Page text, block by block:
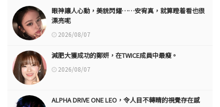
眼神讓人心動，美貌閃耀……安宥真，就算瞪着看也很
漂亮呢
2026/08/07
減肥大獲成功的鄭妍，在TWICE成員中最瘦。
2026/08/07
ALPHA DRIVE ONE LEO，令人目不轉睛的視覺存在感